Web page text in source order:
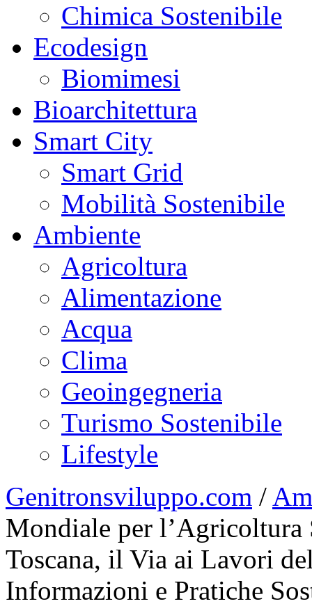
Chimica Sostenibile
Ecodesign
Biomimesi
Bioarchitettura
Smart City
Smart Grid
Mobilità Sostenibile
Ambiente
Agricoltura
Alimentazione
Acqua
Clima
Geoingegneria
Turismo Sostenibile
Lifestyle
Genitronsviluppo.com /
Mondiale per l’Agricoltura
Toscana, il Via ai Lavori
Informazioni e Pratiche